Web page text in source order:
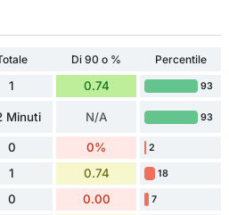
Di 90 o %
Percentile
1 0.74 93
Minuti N/A 93
0 0% 2
1 0.74 18
0 0.00 7